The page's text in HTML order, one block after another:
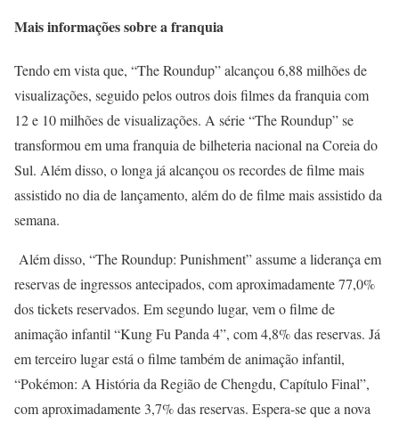
Mais informações sobre a franquia
Tendo em vista que, “The Roundup” alcançou 6,88 milhões de
visualizações, seguido pelos outros dois filmes da franquia com
12 e 10 milhões de visualizações. A série “The Roundup” se
transformou em uma franquia de bilheteria nacional na Coreia do
Sul. Além disso, o longa já alcançou os recordes de filme mais
assistido no dia de lançamento, além do de filme mais assistido da
semana.
Além disso, “The Roundup: Punishment” assume a liderança em
reservas de ingressos antecipados, com aproximadamente 77,0%
dos tickets reservados. Em segundo lugar, vem o filme de
animação infantil “Kung Fu Panda 4”, com 4,8% das reservas. Já
em terceiro lugar está o filme também de animação infantil,
“Pokémon: A História da Região de Chengdu, Capítulo Final”,
com aproximadamente 3,7% das reservas. Espera-se que a nova